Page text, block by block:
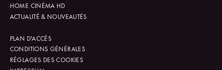
HOME CINÉMA HD
ACTUALITÉ & NOUVEAUTÉS
PLAN D'ACCÈS
CONDITIONS GÉNÉRALES
RÉGLAGES DES COOKIES